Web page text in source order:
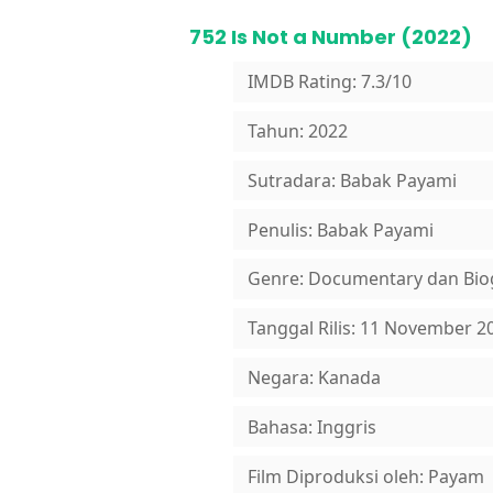
752 Is Not a Number (2022)
IMDB Rating: 7.3/10
Tahun: 2022
Sutradara: Babak Payami
Penulis: Babak Payami
Genre: Documentary dan
Tanggal Rilis: 11 November
Negara: Kanada
Bahasa: Inggris
Film Diproduksi oleh: Payam